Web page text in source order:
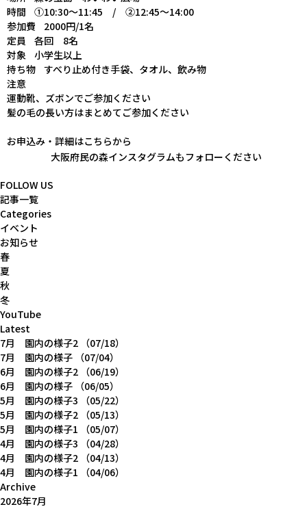
時間 ①10:30～11:45 / ②12:45～14:00
参加費 2000円/1名
定員 各回 8名
対象 小学生以上
持ち物 すべり止め付き手袋、タオル、飲み物
注意
運動靴、ズボンでご参加ください
髪の毛の長い方はまとめてご参加ください
お申込み・詳細はこちらから
大阪府民の森インスタグラムもフォローください
FOLLOW US
記事一覧
Categories
イベント
お知らせ
春
夏
秋
冬
YouTube
Latest
7月 園内の様子2 （07/18）
7月 園内の様子 （07/04）
6月 園内の様子2 （06/19）
6月 園内の様子 （06/05）
5月 園内の様子3
（05/22）
5月 園内の様子2 （05/13）
5月 園内の様子1
（05/07）
4月 園内の様子3
（04/28）
4月 園内の様子2 （04/13）
4月 園内の様子1
（04/06）
Archive
2026年7月